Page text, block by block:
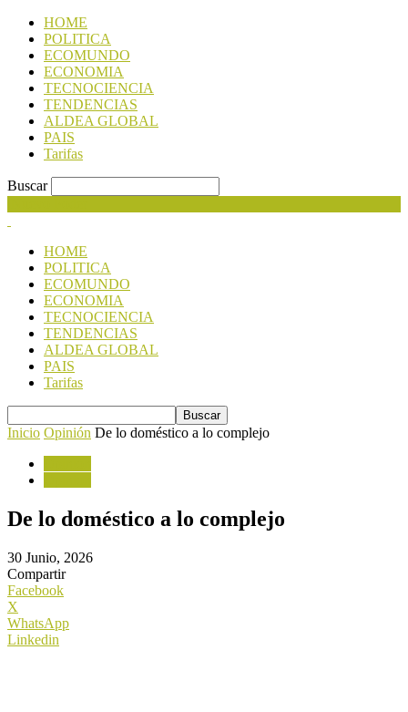
HOME
POLITICA
ECOMUNDO
ECONOMIA
TECNOCIENCIA
TENDENCIAS
ALDEA GLOBAL
PAIS
Tarifas
Buscar
HOME
POLITICA
ECOMUNDO
ECONOMIA
TECNOCIENCIA
TENDENCIAS
ALDEA GLOBAL
PAIS
Tarifas
Inicio Opinión De lo doméstico a lo complejo
De lo doméstico a lo complejo
30 Junio, 2026
Compartir
Facebook
X
WhatsApp
Linkedin